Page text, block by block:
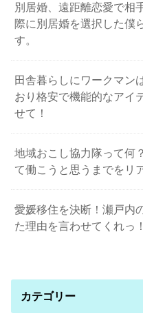
別居婚、遠距離恋愛で相
際に別居婚を選択した僕
す。
田舎暮らしにワークマン
おり格安で機能的なアイ
せて！
地域おこし協力隊って何
て働こうと思うまでをリ
愛媛移住を決断！瀬戸内
た理由を言わせてくれっ！
カテゴリー